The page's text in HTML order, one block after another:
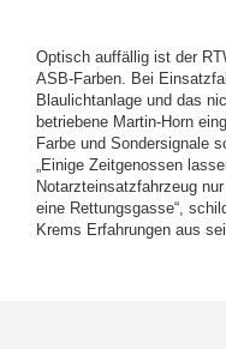
Optisch auffällig ist der
ASB-Farben. Bei
Blaulichtanlage und das
betriebene Martin-Horn
Farbe und Sondersignale
„Einige Zeitgenossen
Notarzteinsatzfahrzeug
eine Rettungsgasse“,
Krems Erfahrungen aus